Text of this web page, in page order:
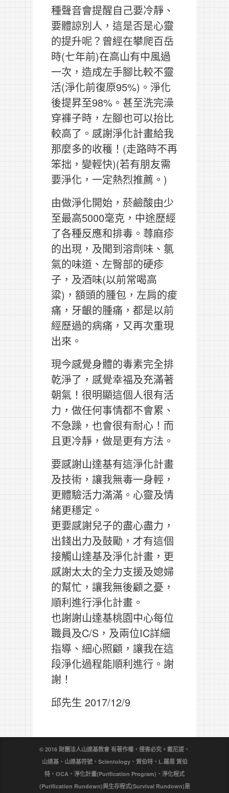
種聲音會提醒自己要冷靜、
要體諒別人，這是否是心靈
的提升呢？曾經在攀爬百岳
時(七年前)在高山有中風過
一次，造成左手腳比較不靈
活(淨化前復原95%)。淨化
後提昇至98%。甚至洗完澡
穿褲子時，左腳也可以抬比
較高了。感謝淨化計畫給我
那麼多的收穫！(走路時不再
笨拙，變輕快)(若有朋友需
要淨化，一定熱烈推薦。)
由做淨化開始，菸鹼酸由少
至最高5000毫克，中途歷經
了各種反應和排毒。蕁麻疹
的出現，及聞到溶劑味、氯
氣的味道、左臀部的硬疹
子，及酒味(以前常喝高
粱)，額頭的腫包，左肩的痠
痛，牙齦的腫痛，都是以前
經歷過的病痛，又再次重現
出來。
現今感覺身體的毒素完全排
乾淨了，感覺幸福及充滿著
朝氣！很明顯這個人很有活
力，做任何事情都不會累、
不急躁，也會很有耐心！而
且更冷靜，做是更有方法。
要感謝山達基有這淨化計畫
及技術，讓我無毒一身輕，
更體驗活力滿滿。心靈及情
緒更穩定。
更要感謝兒子的盡心盡力，
出錢出力及鼓勵，才有這個
接觸山達基及淨化計畫，更
感謝太太的全力支援及媳婦
的幫忙，讓我無後顧之憂，
順利進行淨化計畫。
也謝謝山達基桃園中心每位
職員及C/S，及兩位IC詳細
指導、細心照顧，讓我在這
段淨化過程能順利進行。謝
謝！
邱先生 2017/12/9
© 2016 財團法人山達基教會 有著作權，侵害必究。戴尼提、
山達基、山達基符號、Scientology、賀伯特、L.羅恩 賀伯
特、OCA、淨化計畫(Purification Program)、淨化程式
(Purification Rundown)與生存程式(Survival Rundown)是